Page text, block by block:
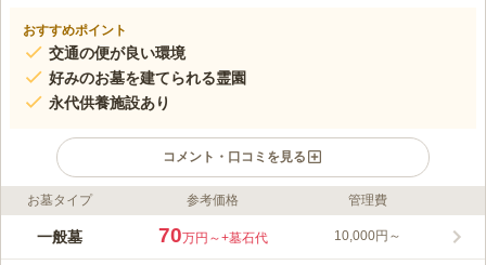
おすすめポイント
交通の便が良い環境
好みのお墓を建てられる霊園
永代供養施設あり
コメント・口コミを見る
ライフドット編集部のコメント
広大な敷地を有している、ご利益がとてもありそうな名前が特徴
お墓タイプ 参考価格 管理費
一般墓 70万円～+墓石代 10,000円～